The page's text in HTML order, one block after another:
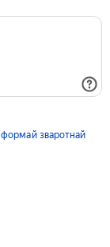
формай зваротнай